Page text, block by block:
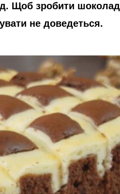
Щоб зробити
не доведеться.